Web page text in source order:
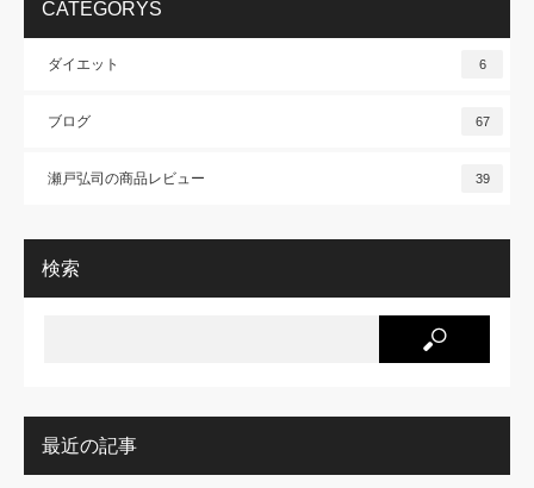
CATEGORYS
ダイエット 6
ブログ 67
瀬戸弘司の商品レビュー 39
検索
最近の記事